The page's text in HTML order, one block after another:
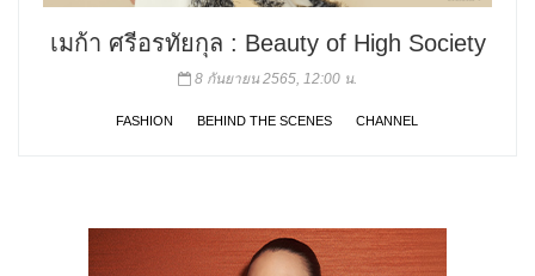
เมก้า ศรีอรทัยกุล : Beauty of High Society
8 กันยายน 2565, 12:00 น.
FASHION BEHIND THE SCENES CHANNEL